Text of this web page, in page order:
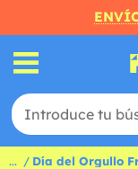
... Día del Orgullo